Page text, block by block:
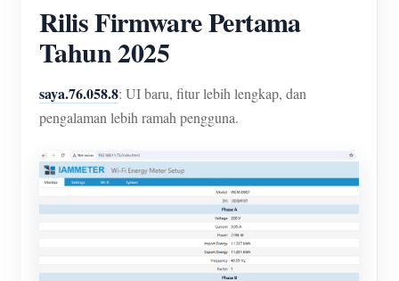
FAQ
Blog
Mengeksplorasi
Program Hadiah
Kontak
Tentang kami
Rilis Firmware Pertama
Tahun 2025
saya.76.058.8: UI baru, fitur lebih lengkap, dan
pengalaman lebih ramah pengguna.